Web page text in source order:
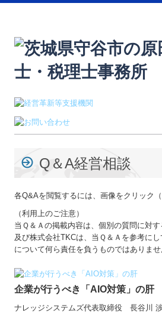
HOME
採用情報
経営者塾・ｾﾐﾅｰ案内
経営者のみなさまへ
交通案内
業務案内
事務所紹介
所長紹介
職員紹介
Q＆A経営相談
各Q&Aを閲覧するには、画像をクリック
（利用上のご注意）
当Ｑ＆Ａの掲載内容は、個別の質問に対
及び株式会社TKCは、当Ｑ＆Ａを参考に
について何ら責任を負うものではありませ
企業が行うべき「AIO対策」の肝
ナレッジシステムズ代表取締役 長谷川